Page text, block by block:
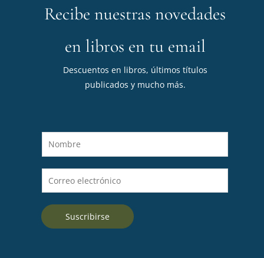
Recibe nuestras novedades
en libros en tu email
Descuentos en libros, últimos títulos
publicados y mucho más.
o
m
e
*
o
r
Suscribirse